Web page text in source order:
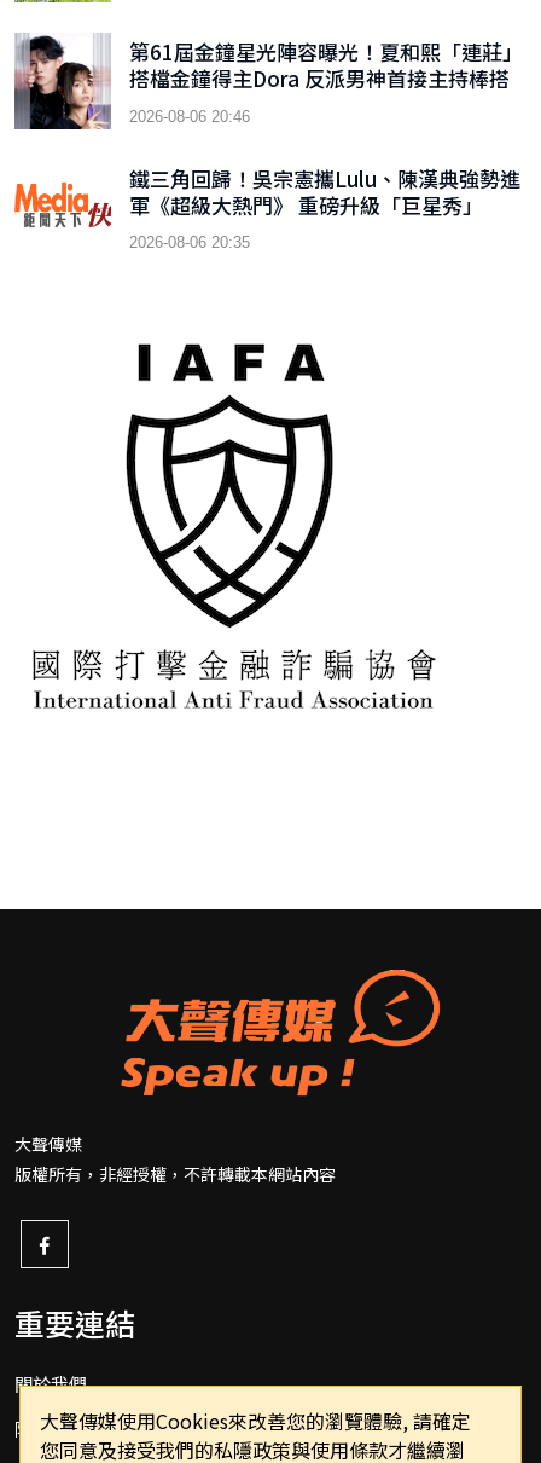
大聲傳媒使用Cookies來改善您的瀏覽體驗, 請確定
您同意及接受我們的私隱政策與使用條款才繼續瀏
第61屆金鐘星光陣容曝光！夏和熙「連莊」
搭檔金鐘得主Dora 反派男神首接主持棒搭
檔木木
2026-08-06 20:46
鐵三角回歸！吳宗憲攜Lulu、陳漢典強勢進
軍《超級大熱門》 重磅升級「巨星秀」
2026-08-06 20:35
大聲傳媒
版權所有，非經授權，不許轉載本網站內容
重要連結
關於我們
隱私權政策